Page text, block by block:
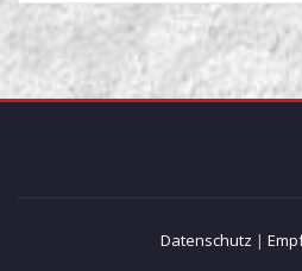
Datenschutz |